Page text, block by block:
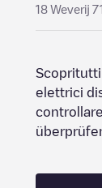
18 Weverij
elettrici
controllare